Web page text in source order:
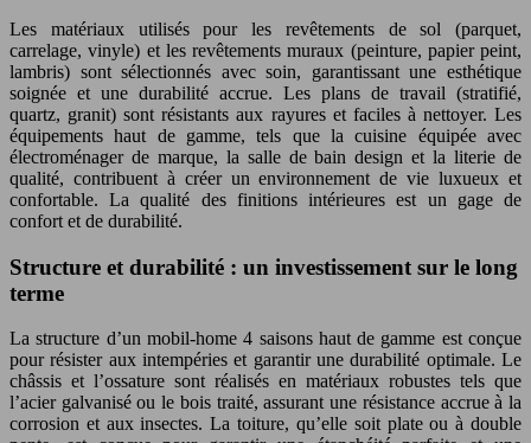
Les matériaux utilisés pour les revêtements de sol (parquet,
carrelage, vinyle) et les revêtements muraux (peinture, papier peint,
lambris) sont sélectionnés avec soin, garantissant une esthétique
soignée et une durabilité accrue. Les plans de travail (stratifié,
quartz, granit) sont résistants aux rayures et faciles à nettoyer. Les
équipements haut de gamme, tels que la cuisine équipée avec
électroménager de marque, la salle de bain design et la literie de
qualité, contribuent à créer un environnement de vie luxueux et
confortable. La qualité des finitions intérieures est un gage de
confort et de durabilité.
Structure et durabilité : un investissement sur le long
terme
La structure d’un mobil-home 4 saisons haut de gamme est conçue
pour résister aux intempéries et garantir une durabilité optimale. Le
châssis et l’ossature sont réalisés en matériaux robustes tels que
l’acier galvanisé ou le bois traité, assurant une résistance accrue à la
corrosion et aux insectes. La toiture, qu’elle soit plate ou à double